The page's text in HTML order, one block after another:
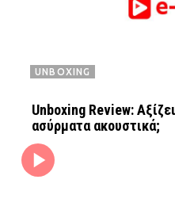
UNBOXING
Unboxing Review:
ασύρματα ακουστικά;